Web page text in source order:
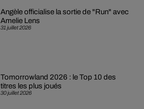
31 juillet 2026
Angèle officialise la sortie de "Run" avec
Amelie Lens
30 juillet 2026
Tomorrowland 2026 : le Top 10 des
titres les plus joués